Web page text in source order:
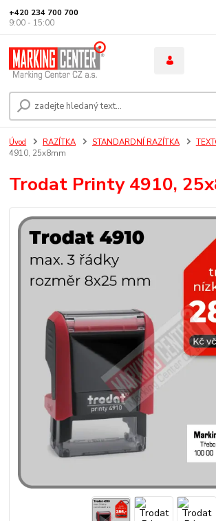
+420 234 700 700
9:00 - 15:00
Úvod RAZÍTKA STANDARDNÍ RAZÍTKA
4910, 25x8mm
Trodat Printy 4910,